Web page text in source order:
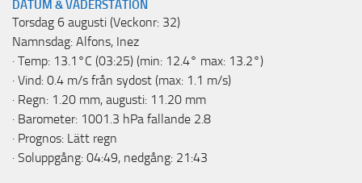
DATUM & VÄDERSTATION
Torsdag 6 augusti (Veckonr: 32)
Namnsdag: Alfons, Inez
· Temp: 13.1°C (03:25) (min: 12.4° max: 13.2°)
· Vind: 0.4 m/s från sydost (max: 1.1 m/s)
· Regn: 1.20 mm, augusti: 11.20 mm
· Barometer: 1001.3 hPa fallande 2.8
· Prognos: Lätt regn
· Soluppgång: 04:49, nedgång: 21:43